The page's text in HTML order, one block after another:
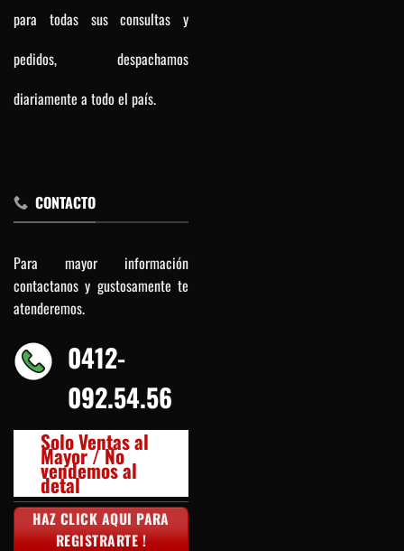
para todas sus consultas y
pedidos, despachamos
diariamente a todo el país.
CONTACTO
Para mayor información
contactanos y gustosamente te
atenderemos.
0412-
092.54.56
Solo Ventas al
Mayor / No
vendemos al
detal
HAZ CLICK AQUI PARA
REGISTRARTE !